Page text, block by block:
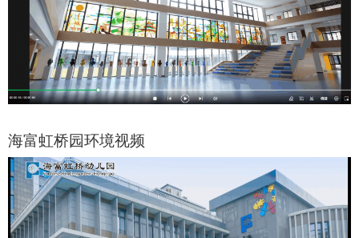
海富虹桥园环境视频